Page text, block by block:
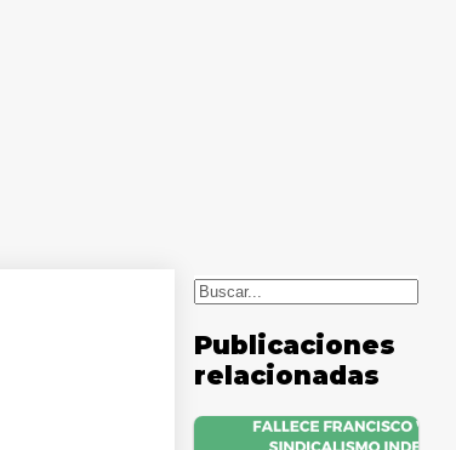
Buscar
Publicaciones
relacionadas